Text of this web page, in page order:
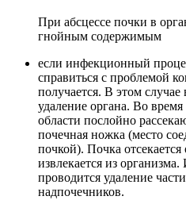
При абсцессе почки в
гнойным содержимым
если инфекционный
справиться с проблемой
получается. В этом
удаление органа. Во
области послойно
почечная ножка (место
почкой). Почка
извлекается из
проводится удаление
надпочечников.